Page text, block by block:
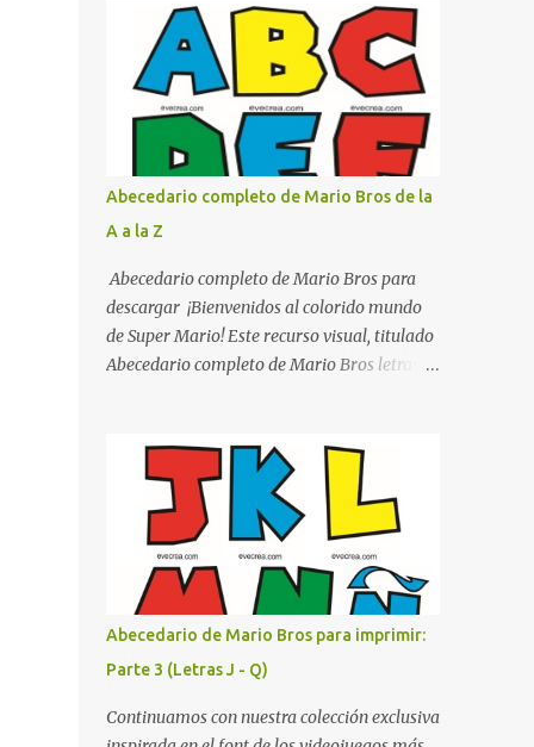
una función práctica al orientar a
estudiantes, padres de familia, docentes y
visitantes, pero además aportan un toque
decorativo que hace que la institución luzca
más ordenada, moderna y acogedora.
Pensando en esta necesidad, he diseñado
una colección de letreros útiles para la
escuela con un estilo elegante, fácil de leer y
listo para imprimir en alta calidad. Su diseño
busca combinar funcionalidad y estética,
logrando que cualquier institución educativa
proyecte una imagen más organizada y
profesional. ¿Por qué son importantes los
quienes visitan la institución por primera
vez, encontrar la biblioteca, la dirección o un
aula específica puede resultar c...
Abecedario completo de Mario Bros de la
A a la Z
Abecedario completo de Mario Bros para
descargar ¡Bienvenidos al colorido mundo
de Super Mario! Este recurso visual, titulado
Abecedario completo de Mario Bros letras
de los videojuegos. Este set de letras está
diseñado para transformar cualquier
mensaje en una aventura, utilizando la
tipografía clásica y robusta que los fans han
reconocido por décadas. En esta primera
sección, el abecedario nos presenta:
Identidad Visual: Un diseño de bloques con
bordes negros gruesos que resaltan sobre
cualquier fondo. Paleta de Colores: Una
secuencia dinámica que alterna entre el rojo
de Mario, el verde de Luigi, y los tonos azul y
Abecedario de Mario Bros para imprimir:
Parte 3 (Letras J - Q)
Continuamos con nuestra colección exclusiva